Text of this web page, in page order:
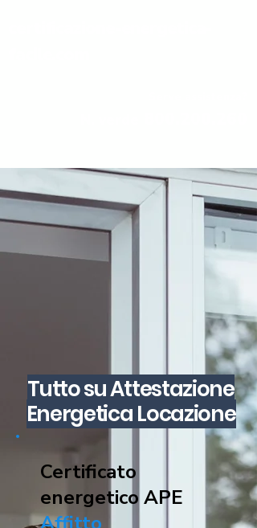
Tutto su Attestazione
Energetica Locazione
Certificato
energetico APE